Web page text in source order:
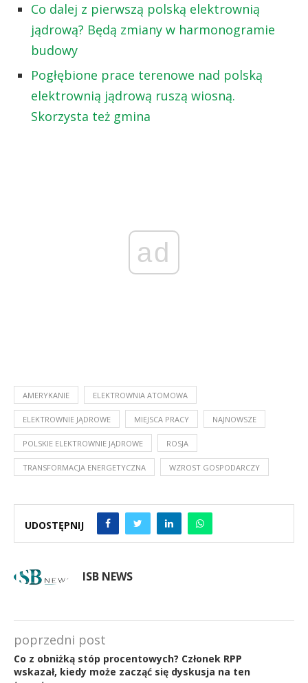
Co dalej z pierwszą polską elektrownią
jądrową? Będą zmiany w harmonogramie
budowy
Pogłębione prace terenowe nad polską
elektrownią jądrową ruszą wiosną.
Skorzysta też gmina
ad
AMERYKANIE ELEKTROWNIA ATOMOWA
ELEKTROWNIE JĄDROWE MIEJSCA PRACY NAJNOWSZE
POLSKIE ELEKTROWNIE JĄDROWE ROSJA
TRANSFORMACJA ENERGETYCZNA WZROST GOSPODARCZY
UDOSTĘPNIJ
ISB NEWS
poprzedni post
Co z obniżką stóp procentowych? Członek RPP
wskazał, kiedy może zacząć się dyskusja na ten